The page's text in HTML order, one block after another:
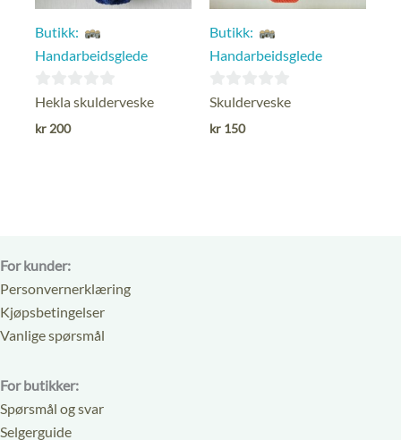
Butikk:
Handarbeidsglede
0
ut
Hekla skulderveske
kr 200
Butikk:
Handarbeidsglede
0
ut
Skulderveske
kr 150
For kunder:
Personvernerklæring
Kjøpsbetingelser
Vanlige spørsmål
For butikker:
Spørsmål og svar
Selgerguide